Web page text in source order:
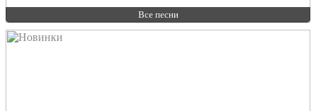
Все песни